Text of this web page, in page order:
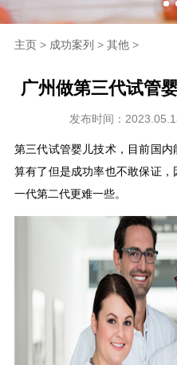
主页> 成功案列 > 其他>
广州做第三代试管
发布时间：
第三代试管婴儿技术，目前国
算有了但是成功率也不敢保证
一代第二代更难一些。